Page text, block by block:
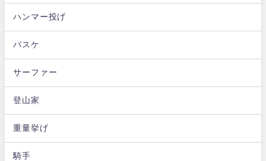
ハンマー投げ
バスケ
サーファー
登山家
重量挙げ
騎手